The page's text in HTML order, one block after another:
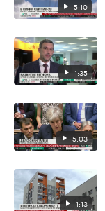
5:10
1:35
5:03
1:13